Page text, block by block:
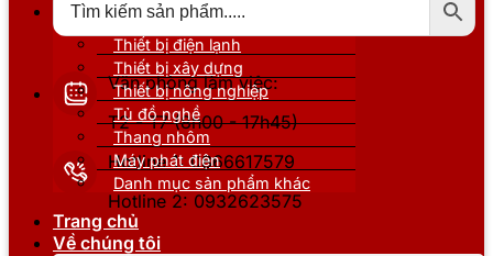
Văn phòng làm việc:
T2 - T7 (8h00 - 17h45)
Hotline 1: 0866617579
Hotline 2: 0932623575
Thiết bị nâng đỡ
Thiết bị điện lạnh
Thiết bị xây dựng
Thiết bị nông nghiệp
Tủ đồ nghề
Thang nhôm
Máy phát điện
Danh mục sản phẩm khác
Trang chủ
Về chúng tôi